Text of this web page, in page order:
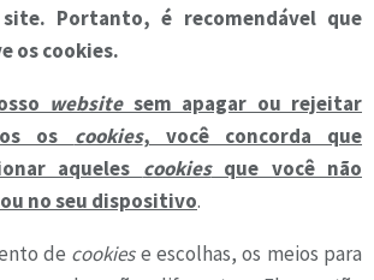
Portanto, é recomendável que
os cookies.
websitesem apagar ou rejeitar
os cookies, você concorda que
aqueles cookiesque você não
no seu dispositivo.
de cookiese escolhas, os meios para